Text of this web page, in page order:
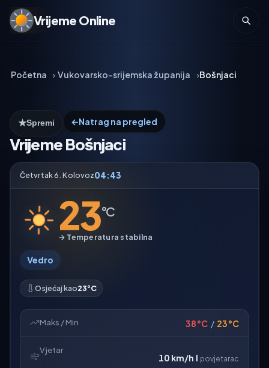
Vrijeme Online
Početna Vukovarsko-srijemska županija Bošnjaci
←Natrag na pregled
Vrijeme Bošnjaci
★Spremi
Četvrtak 6. Kolovoz04:43
23°C
→ Temperatura stabilna
Vedro
Osjećaj kao23°C
Maks / Min 38°C / 23°C
Vjetar
10 km/h I povjetarac